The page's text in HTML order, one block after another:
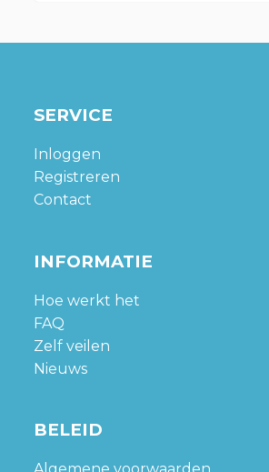
SERVICE
Inloggen
Registreren
Contact
INFORMATIE
Hoe werkt het
FAQ
Zelf veilen
Nieuws
BELEID